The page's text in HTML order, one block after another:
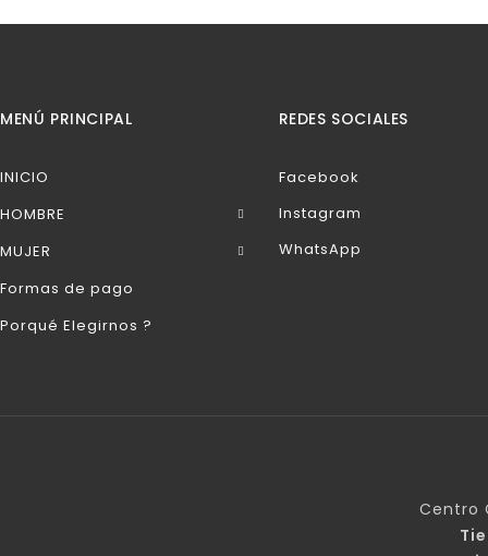
MENÚ PRINCIPAL
INICIO
HOMBRE
MUJER
Formas de pago
Porqué Elegirnos ?
REDES SOCIALES
Facebook
Instagram
WhatsApp
Centro